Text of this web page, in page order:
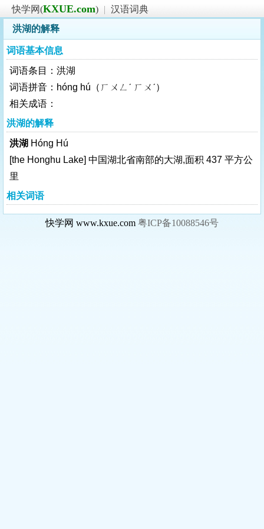
快学网(KXUE.com) | 汉语词典
洪湖的解释
词语基本信息
词语条目：洪湖
词语拼音：hóng hú（ㄏㄨㄥˊ ㄏㄨˊ）
相关成语：
洪湖的解释
洪湖 Hóng Hú
[the Honghu Lake] 中国湖北省南部的大湖,面积 437 平方公
里
相关词语
快学网 www.kxue.com 粤ICP备10088546号